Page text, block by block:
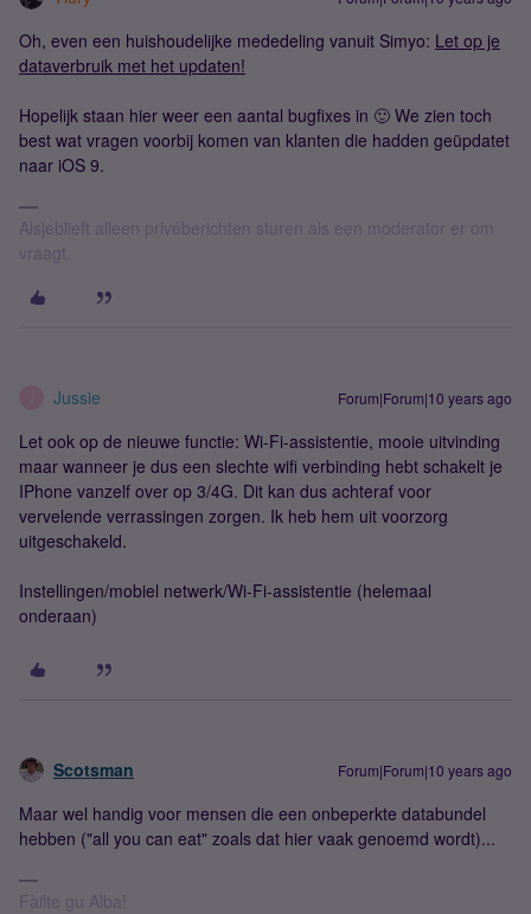
Oh, even een huishoudelijke mededeling vanuit Simyo: Let op je
dataverbruik met het updaten!
Hopelijk staan hier weer een aantal bugfixes in 🙂 We zien toch
best wat vragen voorbij komen van klanten die hadden geüpdatet
naar iOS 9.
Alsjeblieft alleen privéberichten sturen als een moderator er om
vraagt.
Jussie Forum|Forum|10 years ago
Let ook op de nieuwe functie: Wi-Fi-assistentie, mooie uitvinding
maar wanneer je dus een slechte wifi verbinding hebt schakelt je
IPhone vanzelf over op 3/4G. Dit kan dus achteraf voor
vervelende verrassingen zorgen. Ik heb hem uit voorzorg
uitgeschakeld.
Instellingen/mobiel netwerk/Wi-Fi-assistentie (helemaal
onderaan)
Scotsman Forum|Forum|10 years ago
Maar wel handig voor mensen die een onbeperkte databundel
hebben ("all you can eat" zoals dat hier vaak genoemd wordt)...
Fàilte gu Alba!